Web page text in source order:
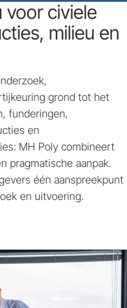
voor civiele
milieu en
grond tot het
funderingen,
en
MH Poly combineert
pragmatische aanpak.
één aanspreekpunt
en uitvoering.